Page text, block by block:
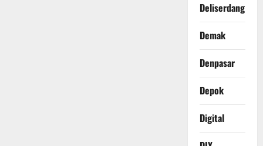
Deliserdang
Demak
Denpasar
Depok
Digital